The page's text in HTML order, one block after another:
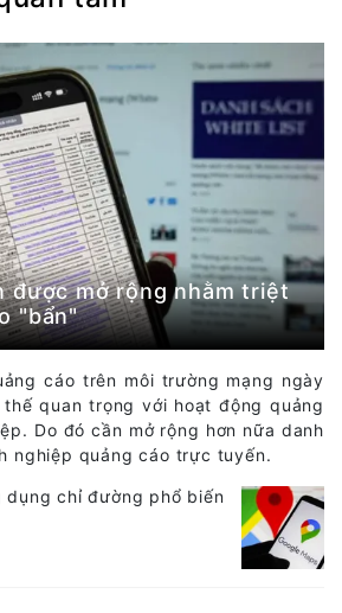
được mở rộng nhằm triệt
"bẩn"
cáo trên môi trường mạng ngày
quan trọng với hoạt động quảng
Do đó cần mở rộng hơn nữa danh
nghiệp quảng cáo trực tuyến.
dụng chỉ đường phổ biến